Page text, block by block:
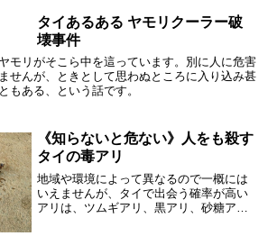
タイあるある ヤモリクーラー破
壊事件
モリがそこら中を這っています。別に人に危害
せんが、ときとして思わぬところに入り込み甚
もある、という話です。
《知らないと危ない》人をも殺す
タイの毒アリ
地域や環境によって異なるので一概には
いえませんが、タイで出会う確率が高い
アリは、ツムギアリ、黒アリ、砂糖ア